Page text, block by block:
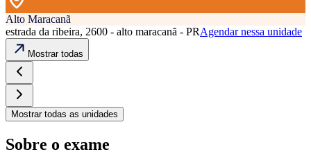
Alto Maracanã
estrada da ribeira, 2600 - alto maracanã - PRAgendar nessa unidade
Mostrar todas
Mostrar todas as unidades
Sobre o exame